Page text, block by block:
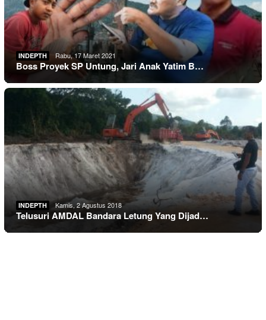
INDEPTH Rabu, 17 Maret 2021
Boss Proyek SP Untung, Jari Anak Yatim B…
INDEPTH Kamis, 2 Agustus 2018
Telusuri AMDAL Bandara Letung Yang Dijad…